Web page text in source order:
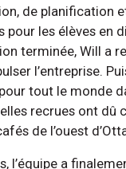
de planification
pour les élèves en
terminée, Will a
l’entreprise.
tout le monde
recrues ont dû
de l’ouest
l’équipe a